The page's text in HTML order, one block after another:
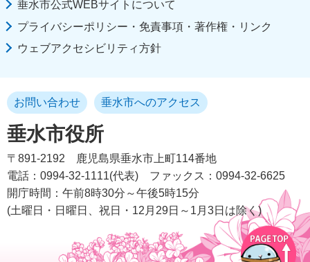
垂水市公式WEBサイトについて
プライバシーポリシー・免責事項・著作権・リンク
ウェブアクセシビリティ方針
垂水市役所
お問い合わせ 垂水市へのアクセス
〒891-2192
鹿児島県垂水市上町114番地
電話：0994-32-1111(代表)
ファックス：0994-32-6625
開庁時間：午前8時30分～午後5時15分
(土曜日・日曜日、祝日・12月29日～1月3日は除く)